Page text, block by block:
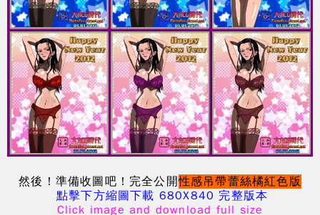
然後！準備收圖吧！完全公開性感吊帶蕾絲橘紅色版
點擊下方縮圖下載 680X840 完整版本
Click image and download full size